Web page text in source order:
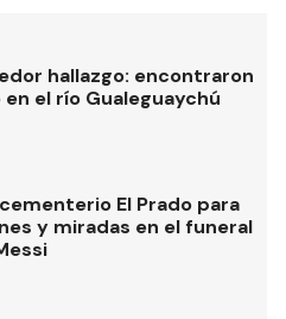
hallazgo: encontraron
el río Gualeguaychú
El Prado para
y miradas en el funeral